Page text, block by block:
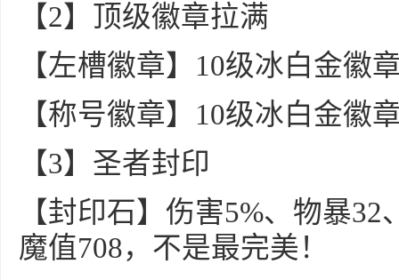
【2】顶级徽章拉满
【左槽徽章】10级冰白金徽
【称号徽章】10级冰白金徽
【3】圣者封印
【封印石】伤害5%、物暴
魔值708，不是最完美！